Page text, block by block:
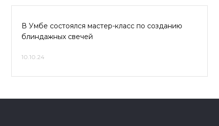
В Умбе состоялся мастер-класс по созданию
блиндажных свечей
10.10.24